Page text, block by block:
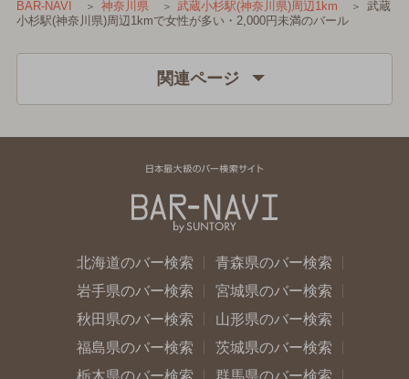
BAR-NAVI 神奈川県 武蔵小杉駅(神奈川県)周辺1km
武蔵
小杉駅(神奈川県)周辺1kmで女性が多い・2,000円未満のバール
関連ページ
北海道のバー検索
青森県のバー検索
岩手県のバー検索
宮城県のバー検索
秋田県のバー検索
山形県のバー検索
福島県のバー検索
茨城県のバー検索
栃木県のバー検索
群馬県のバー検索